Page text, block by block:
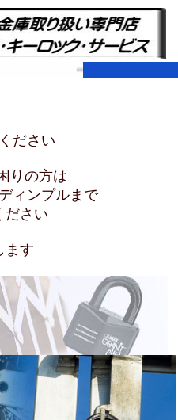
ださ い
りの方は
ィンプルまで
ださい
ます